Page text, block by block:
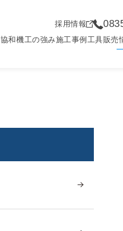
採用情報
協和機工の強み施工事例 工具販売